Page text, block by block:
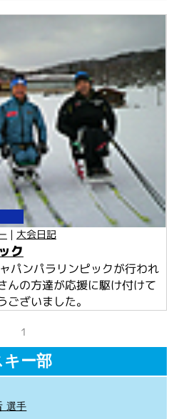
| 大会日記
ク
パンパラリンピックが行われ
んの方達が応援に駆け付けて
ざいました。
1
ー部
選手